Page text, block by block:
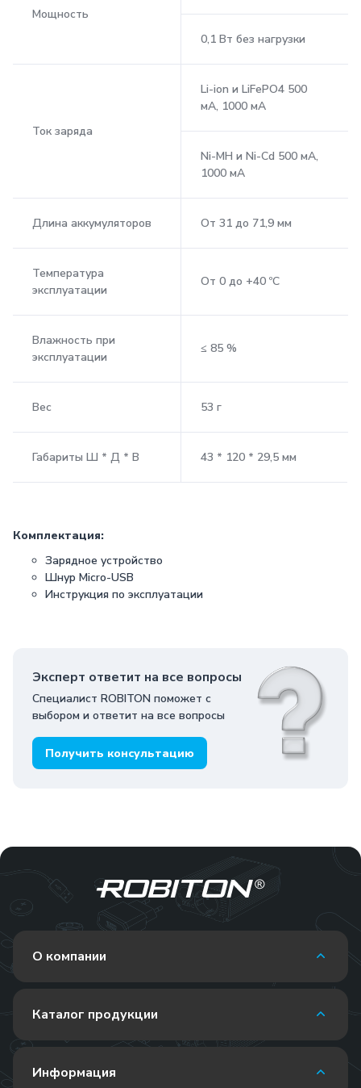
Мощность
0,1 Вт без нагрузки
Ток заряда
Li-ion и LiFePO4 500
мА, 1000 мА
Ni-MH и Ni-Cd 500 мА,
1000 мА
Длина аккумуляторов От 31 до 71,9 мм
Температура
эксплуатации
От 0 до +40 ºС
Влажность при
эксплуатации
≤ 85 %
Вес 53 г
Габариты Ш * Д * В 43 * 120 * 29,5 мм
Комплектация:
Зарядное устройство
Шнур Micro-USB
Инструкция по эксплуатации
Эксперт ответит на все вопросы
Специалист ROBITON поможет с
выбором и ответит на все вопросы
Получить консультацию
О компании
Каталог продукции
Информация